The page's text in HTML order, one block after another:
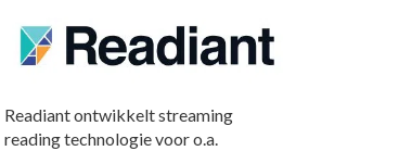
Readiant ontwikkelt streaming
reading technologie voor o.a.